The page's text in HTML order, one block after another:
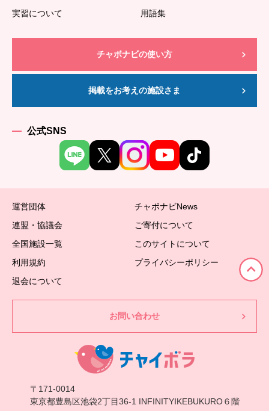
実習について
用語集
チャボナビの使い方
掲載をお考えの施設さま
公式SNS
運営団体
チャボナビNews
連盟・協議会
ご寄付について
全国施設一覧
このサイトについて
利用規約
プライバシーポリシー
退会について
お問い合わせ
〒171-0014
東京都豊島区池袋2丁目36-1 INFINITYIKEBUKURO６階